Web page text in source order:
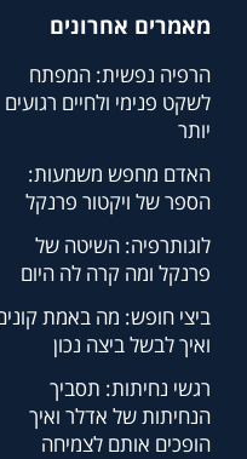
מאמרים אחרונים
הרפיה נפשית: המפתח
לשקט פנימי ולחיים רגועים
יותר
האדם מחפש משמעות:
הספר של ויקטור פרנקל
לוגותרפיה: השיטה של
פרנקל ומה קרה לה היום
ביצי חופש: מה באמת
ואיך לבשל ביצה נכון
רגשי נחיתות: תסביך
הנחיתות של אדלר ואיך
הופכים אותם לצמיחה